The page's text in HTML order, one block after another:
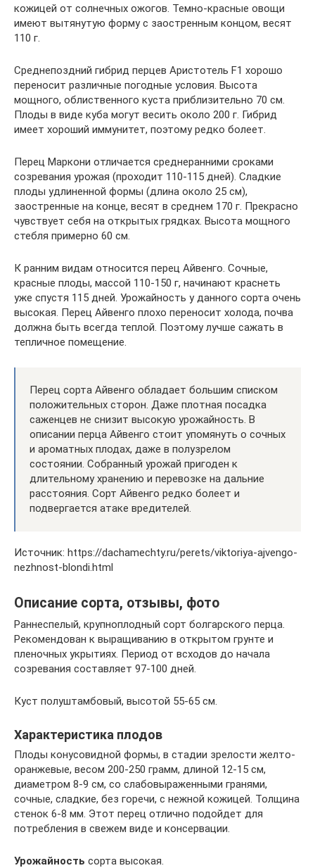
кожицей от солнечных ожогов. Темно-красные овощи
имеют вытянутую форму с заостренным концом, весят
110 г.
Среднепоздний гибрид перцев Аристотель F1 хорошо
переносит различные погодные условия. Высота
мощного, облиственного куста приблизительно 70 см.
Плоды в виде куба могут весить около 200 г. Гибрид
имеет хороший иммунитет, поэтому редко болеет.
Перец Маркони отличается среднеранними сроками
созревания урожая (проходит 110-115 дней). Сладкие
плоды удлиненной формы (длина около 25 см),
заостренные на конце, весят в среднем 170 г. Прекрасно
чувствует себя на открытых грядках. Высота мощного
стебля примерно 60 см.
К ранним видам относится перец Айвенго. Сочные,
красные плоды, массой 110-150 г, начинают краснеть
уже спустя 115 дней. Урожайность у данного сорта очень
высокая. Перец Айвенго плохо переносит холода, почва
должна быть всегда теплой. Поэтому лучше сажать в
тепличное помещение.
Перец сорта Айвенго обладает большим списком
положительных сторон. Даже плотная посадка
саженцев не снизит высокую урожайность. В
описании перца Айвенго стоит упомянуть о сочных
и ароматных плодах, даже в полузрелом
состоянии. Собранный урожай пригоден к
длительному хранению и перевозке на дальние
расстояния. Сорт Айвенго редко болеет и
подвергается атаке вредителей.
Источник: https://dachamechty.ru/perets/viktoriya-ajvengo-
nezhnost-blondi.html
Описание сорта, отзывы, фото
Раннеспелый, крупноплодный сорт болгарского перца.
Рекомендован к выращиванию в открытом грунте и
пленочных укрытиях. Период от всходов до начала
созревания составляет 97-100 дней.
Куст полуштамбовый, высотой 55-65 см.
Характеристика плодов
Плоды конусовидной формы, в стадии зрелости желто-
оранжевые, весом 200-250 грамм, длиной 12-15 см,
диаметром 8-9 см, со слабовыраженными гранями,
сочные, сладкие, без горечи, с нежной кожицей. Толщина
стенок 6-8 мм. Этот перец отлично подойдет для
потребления в свежем виде и консервации.
Урожайность сорта высокая.